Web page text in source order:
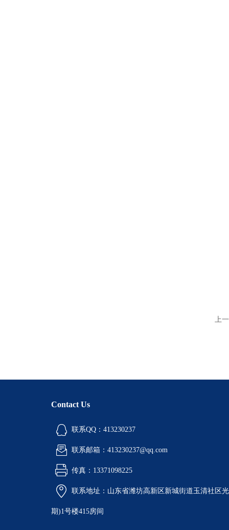
上
Contact Us
联系QQ：413230237
联系邮箱：413230237@qq.com
传真：13371098225
联系地址：山东省潍坊高新区新城街道玉清社区
期)1号楼415房间